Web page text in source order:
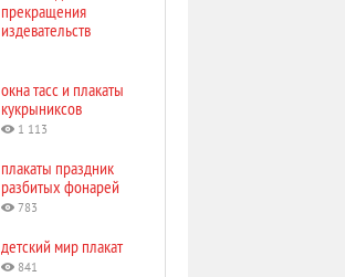
прекращения
издевательств
окна тасс и плакаты
кукрыниксов
1 113
плакаты праздник
разбитых фонарей
783
детский мир плакат
841